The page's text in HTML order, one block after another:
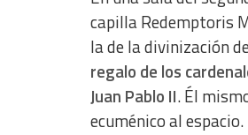
capilla Redemptoris
la de la divinización
regalo de los
Juan Pablo II. Él
ecuménico al espacio.